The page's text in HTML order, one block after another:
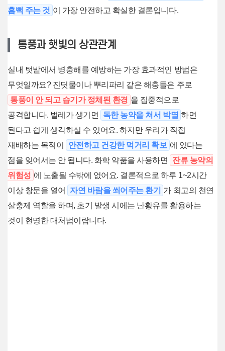
흠뻑 주는 것 이 가장 안전하고 확실한 결론입니다.
통풍과 햇빛의 상관관계
실내 텃밭에서 병충해를 예방하는 가장 효과적인 방법은
무엇일까요? 진딧물이나 뿌리파리 같은 해충들은 주로
통풍이 안 되고 습기가 정체된 환경 을 집중적으로
공격합니다. 벌레가 생기면
독한 농약을 쳐서 박멸 하면
된다고 쉽게 생각하실 수 있어요. 하지만 우리가 직접
재배하는 목적이
안전하고 건강한 먹거리 확보 에 있다는
점을 잊어서는 안 됩니다. 화학 약품을 사용하면
잔류 농약의
위험성 에 노출될 수밖에 없어요. 결론적으로 하루 1~2시간
이상 창문을 열어
자연 바람을 쐬어주는 환기
가 최고의 천연
살충제 역할을 하며, 초기 발생 시에는 난황유를 활용하는
것이 현명한 대처법이랍니다.